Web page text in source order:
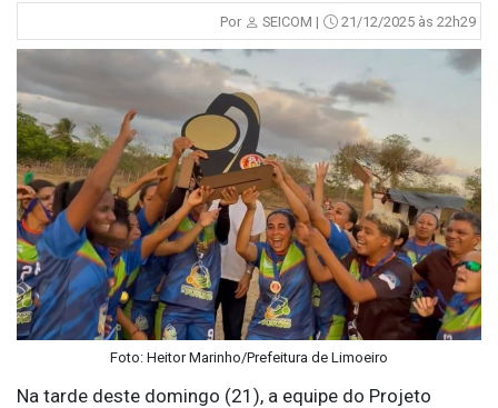
Por SEICOM | 21/12/2025 às 22h29
Foto: Heitor Marinho/Prefeitura de Limoeiro
Na tarde deste domingo (21), a equipe do Projeto